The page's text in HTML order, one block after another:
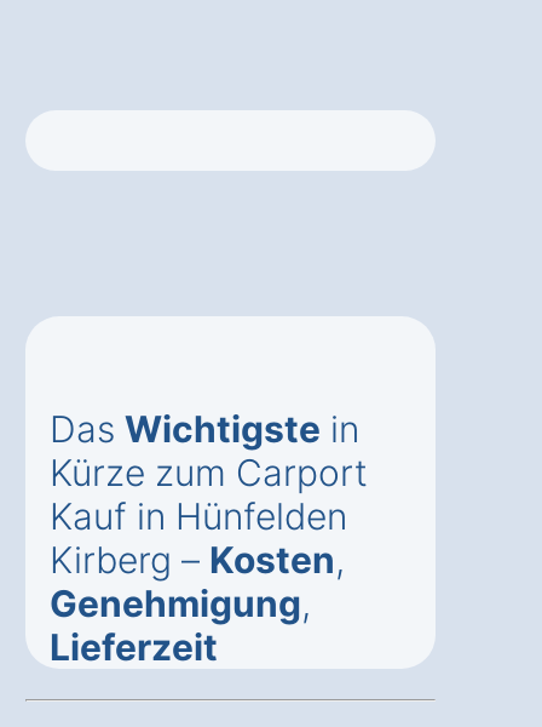
Das Wichtigste in
Kürze zum Carport
Kauf in Hünfelden
Kirberg – Kosten,
Genehmigung,
Lieferzeit